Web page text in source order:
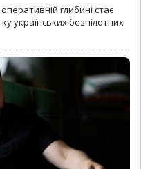
глибині стає
українських безпілотних